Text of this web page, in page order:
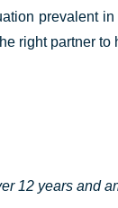
prevalent
right partner
12 years and